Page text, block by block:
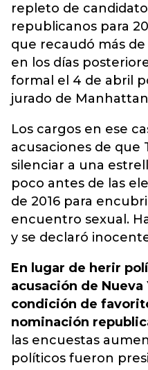
repleto de
republicanos para
que recaudó más
en los días
formal el 4 de abril
jurado de
Los cargos en ese
acusaciones de
silenciar a una
poco antes de las
de 2016 para
encuentro sexual.
y se declaró
En lugar de herir
acusación de
condición de
nominación
las encuestas
políticos fueron